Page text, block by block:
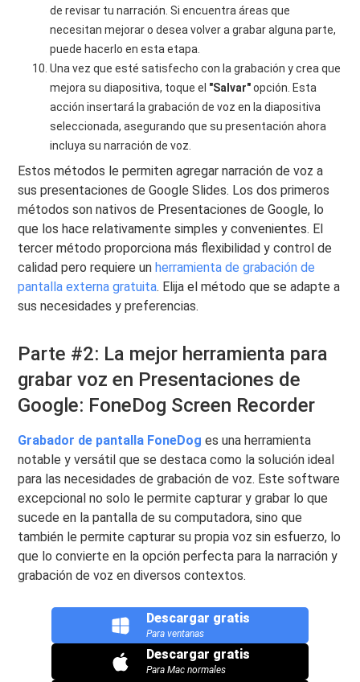
de revisar tu narración. Si encuentra áreas que
necesitan mejorar o desea volver a grabar alguna parte,
puede hacerlo en esta etapa.
Una vez que esté satisfecho con la grabación y crea que
mejora su diapositiva, toque el "Salvar"opción. Esta
acción insertará la grabación de voz en la diapositiva
seleccionada, asegurando que su presentación ahora
incluya su narración de voz.
Estos métodos le permiten agregar narración de voz a
sus presentaciones de Google Slides. Los dos primeros
métodos son nativos de Presentaciones de Google, lo
que los hace relativamente simples y convenientes. El
tercer método proporciona más flexibilidad y control de
calidad pero requiere un herramienta de grabación de
pantalla externa gratuita. Elija el método que se adapte a
sus necesidades y preferencias.
Parte #2: La mejor herramienta para
grabar voz en Presentaciones de
Google: FoneDog Screen Recorder
Grabador de pantalla FoneDog es una herramienta
notable y versátil que se destaca como la solución ideal
para las necesidades de grabación de voz. Este software
excepcional no solo le permite capturar y grabar lo que
sucede en la pantalla de su computadora, sino que
también le permite capturar su propia voz sin esfuerzo, lo
que lo convierte en la opción perfecta para la narración y
grabación de voz en diversos contextos.
Descargar gratis
Para ventanas
Descargar gratis
Para Mac normales